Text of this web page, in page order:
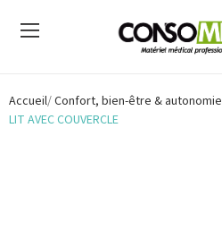
Accueil Confort, bien-être & autonomie
LIT AVEC COUVERCLE